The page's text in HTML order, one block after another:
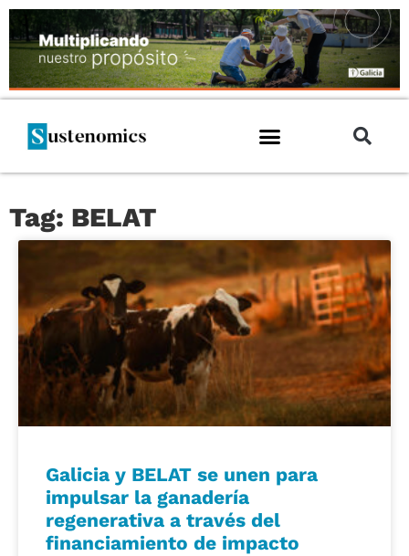
Tag: BELAT
Galicia y BELAT se unen para
impulsar la ganadería
regenerativa a través del
financiamiento de impacto